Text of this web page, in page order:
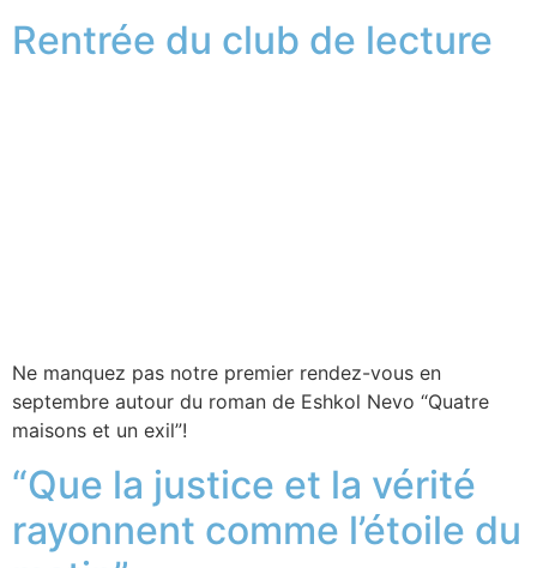
Rentrée du club de lecture
Ne manquez pas notre premier rendez-vous en
septembre autour du roman de Eshkol Nevo “Quatre
maisons et un exil”!
“Que la justice et la vérité
rayonnent comme l’étoile du